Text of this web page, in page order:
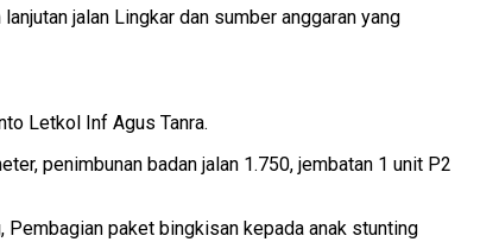
jalan Lingkar dan sumber anggaran yang
Letkol Inf Agus Tanra.
penimbunan badan jalan 1.750, jembatan 1 unit P2
Pembagian paket bingkisan kepada anak stunting